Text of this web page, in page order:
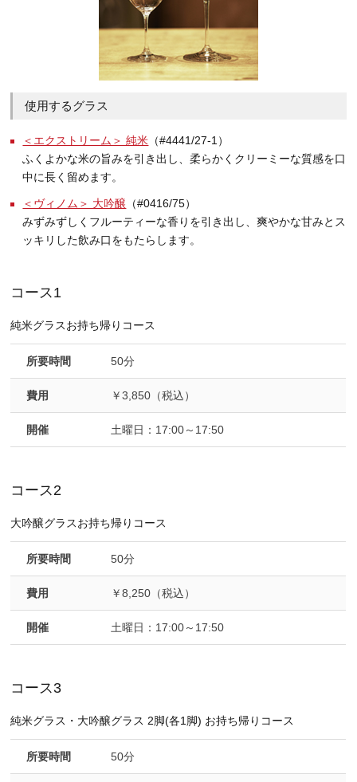
使用するグラス
＜エクストリーム＞ 純米 （#4441/27-1）
ふくよかな米の旨みを引き出し、柔らかくクリーミーな質感を口
中に長く留めます。
＜ヴィノム＞ 大吟醸 （#0416/75）
みずみずしくフルーティーな香りを引き出し、爽やかな甘みとス
ッキリした飲み口をもたらします。
コース1
純米グラスお持ち帰りコース
所要時間 50分
費用 ￥3,850（税込）
開催 土曜日：17:00～17:50
コース2
大吟醸グラスお持ち帰りコース
所要時間 50分
費用 ￥8,250（税込）
開催 土曜日：17:00～17:50
コース3
純米グラス・大吟醸グラス 2脚(各1脚) お持ち帰りコース
所要時間 50分